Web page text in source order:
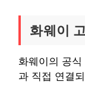
화웨이
화웨이의 공
과 직접 연결